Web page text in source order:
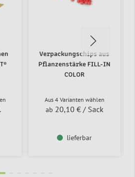
Verpackungschips aus
Pflanzenstärke FILL-IN
COLOR
Aus 4 Varianten wählen
ab 20,10 € / Sack
lieferbar